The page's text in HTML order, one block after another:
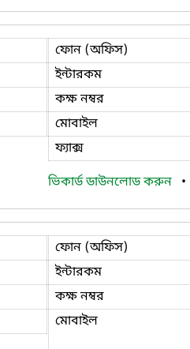
ফোন (অফিস)
ইন্টারকম
কক্ষ নম্বর
মোবাইল
ফ্যাক্স
ভিকার্ড ডাউনলোড করুন •
ফোন (অফিস)
ইন্টারকম
কক্ষ নম্বর
মোবাইল